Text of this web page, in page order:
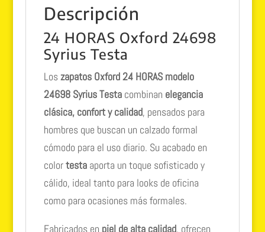
Descripción
24 HORAS Oxford 24698
Syrius Testa
Loszapatos Oxford 24 HORAS modelo
24698 Syrius Testacombinan elegancia
clásica, confort y calidad, pensados para
hombres que buscan un calzado formal
cómodo para el uso diario. Su acabado en
colortestaaporta un toque sofisticado y
cálido, ideal tanto para looks de oficina
como para ocasiones más formales.
Fabricados en piel de alta calidad, ofrecen